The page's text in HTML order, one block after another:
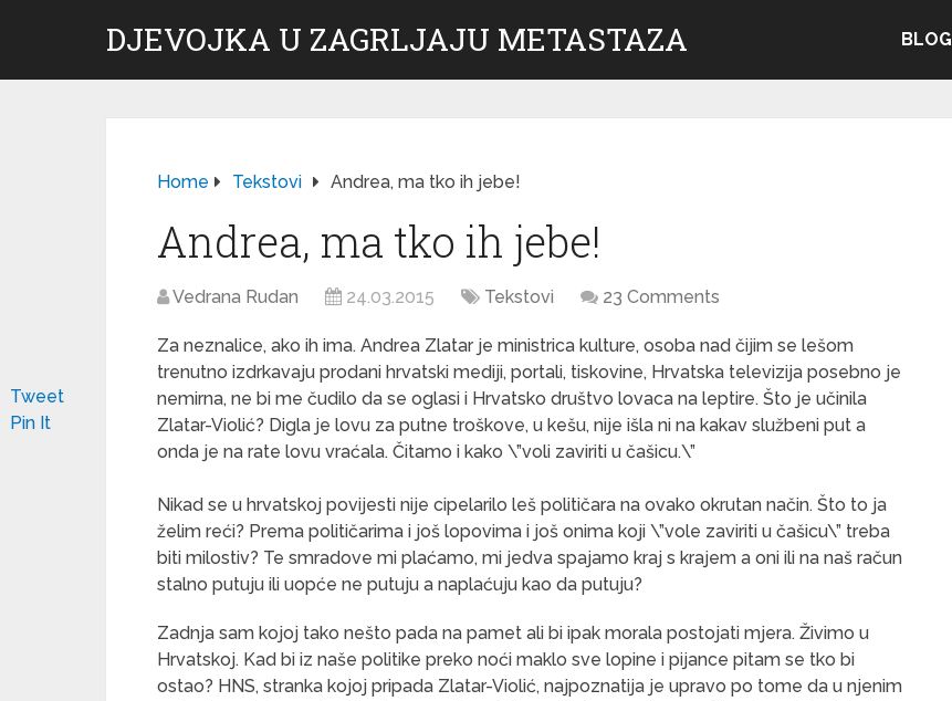
DJEVOJKA U ZAGRLJAJU METASTAZA BLOG
Home Tekstovi Andrea, ma tko ih jebe!
Andrea, ma tko ih jebe!
Vedrana Rudan 24.03.2015 Tekstovi 23 Comments
Za neznalice, ako ih ima. Andrea Zlatar je ministrica kulture, osoba nad čijim se lešom
trenutno izdrkavaju prodani hrvatski mediji, portali, tiskovine, Hrvatska televizija posebno je
nemirna, ne bi me čudilo da se oglasi i Hrvatsko društvo lovaca na leptire. Što je učinila
Zlatar-Violić? Digla je lovu za putne troškove, u kešu, nije išla ni na kakav službeni put a
onda je na rate lovu vraćala. Čitamo i kako \”voli zaviriti u čašicu.\”
Nikad se u hrvatskoj povijesti nije cipelarilo leš političara na ovako okrutan način. Što to ja
želim reći? Prema političarima i još lopovima i još onima koji \”vole zaviriti u čašicu\” treba
biti milostiv? Te smradove mi plaćamo, mi jedva spajamo kraj s krajem a oni ili na naš račun
stalno putuju ili uopće ne putuju a naplaćuju kao da putuju?
Zadnja sam kojoj tako nešto pada na pamet ali bi ipak morala postojati mjera. Živimo u
Hrvatskoj. Kad bi iz naše politike preko noći maklo sve lopine i pijance pitam se tko bi
ostao? HNS, stranka kojoj pripada Zlatar-Violić, najpoznatija je upravo po tome da u njenim
Tweet
Pin It